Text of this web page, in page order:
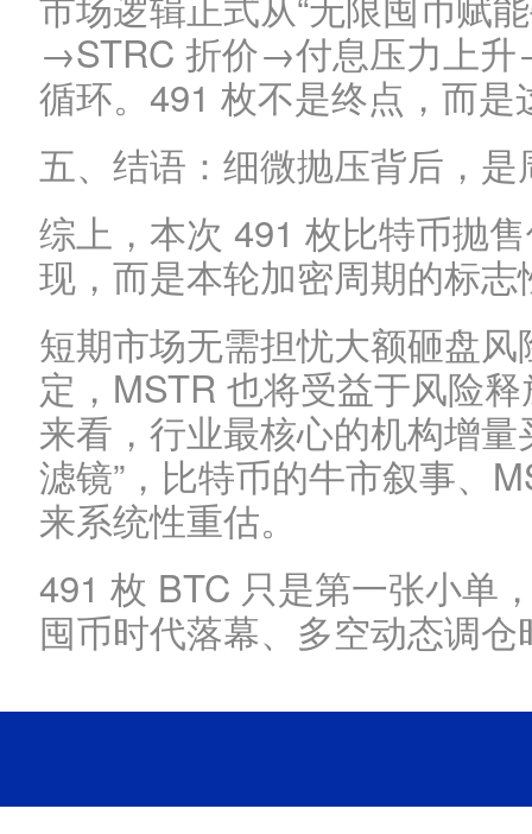
→STRC 折价→付息压力上升
循环。491 枚不是终点，而
五、结语：细微抛压背后，
综上，本次 491 枚比特币抛
现，而是本轮加密周期的标
短期市场无需担忧大额砸盘
定，MSTR 也将受益于风险
来看，行业最核心的机构增
滤镜”，比特币的牛市叙事、
来系统性重估。
491 枚 BTC 只是第一张小单
囤币时代落幕、多空动态调